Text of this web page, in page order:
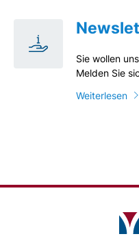
Sie wollen
Melden Sie
Weiterlesen